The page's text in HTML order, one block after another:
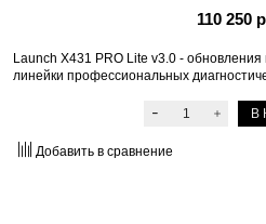
110 250
Launch X431 PRO Lite v3.0 -
линейки профессиональных
В
Добавить в сравнение